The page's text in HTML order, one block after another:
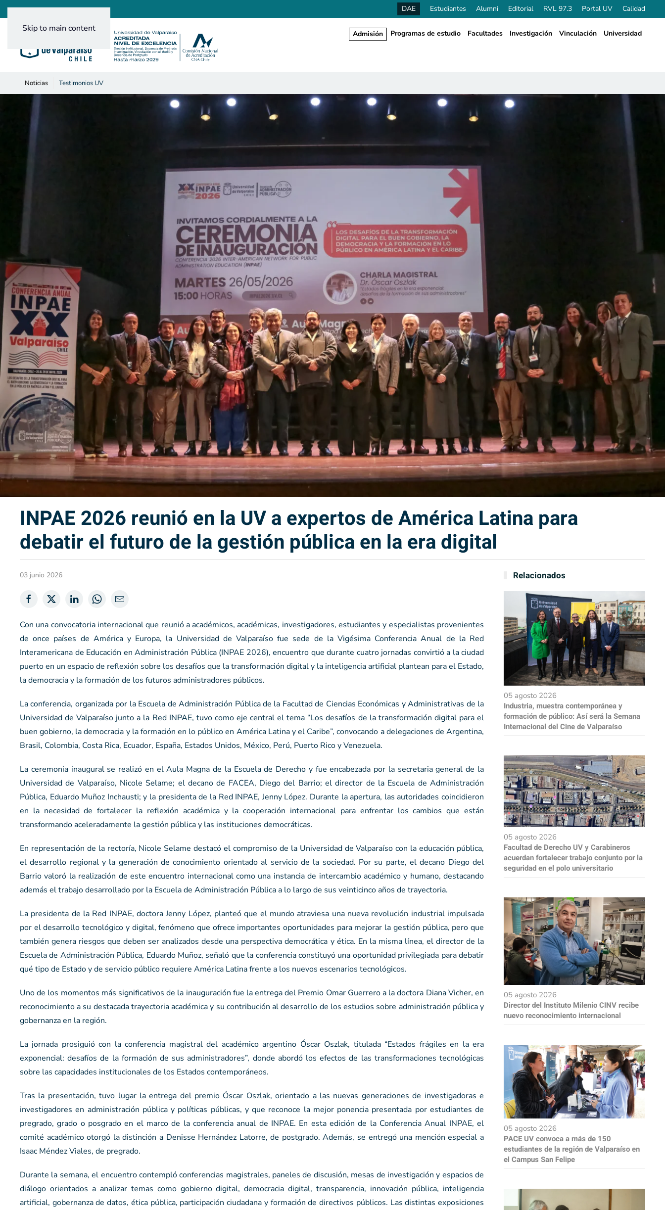
Skip to main content
DAE Estudiantes Alumni Editorial RVL 97.3 Portal UV Calidad
Admisión Programas de estudio Facultades Investigación Vinculación Universidad
Noticias Testimonios UV
INPAE 2026 reunió en la UV a expertos de América Latina para
debatir el futuro de la gestión pública en la era digital
03 junio 2026
Con una convocatoria internacional que reunió a académicos, académicas, investigadores, estudiantes y especialistas provenientes
de once países de América y Europa, la Universidad de Valparaíso fue sede de la Vigésima Conferencia Anual de la Red
Interamericana de Educación en Administración Pública (INPAE 2026), encuentro que durante cuatro jornadas convirtió a la ciudad
puerto en un espacio de reflexión sobre los desafíos que la transformación digital y la inteligencia artificial plantean para el Estado,
la democracia y la formación de los futuros administradores públicos.
La conferencia, organizada por la Escuela de Administración Pública de la Facultad de Ciencias Económicas y Administrativas de la
Universidad de Valparaíso junto a la Red INPAE, tuvo como eje central el tema “Los desafíos de la transformación digital para el
buen gobierno, la democracia y la formación en lo público en América Latina y el Caribe”, convocando a delegaciones de Argentina,
Brasil, Colombia, Costa Rica, Ecuador, España, Estados Unidos, México, Perú, Puerto Rico y Venezuela.
La ceremonia inaugural se realizó en el Aula Magna de la Escuela de Derecho y fue encabezada por la secretaria general de la
Universidad de Valparaíso, Nicole Selame; el decano de FACEA, Diego del Barrio; el director de la Escuela de Administración
Pública, Eduardo Muñoz Inchausti; y la presidenta de la Red INPAE, Jenny López. Durante la apertura, las autoridades coincidieron
en la necesidad de fortalecer la reflexión académica y la cooperación internacional para enfrentar los cambios que están
transformando aceleradamente la gestión pública y las instituciones democráticas.
En representación de la rectoría, Nicole Selame destacó el compromiso de la Universidad de Valparaíso con la educación pública,
el desarrollo regional y la generación de conocimiento orientado al servicio de la sociedad. Por su parte, el decano Diego del
Barrio valoró la realización de este encuentro internacional como una instancia de intercambio académico y humano, destacando
además el trabajo desarrollado por la Escuela de Administración Pública a lo largo de sus veinticinco años de trayectoria.
La presidenta de la Red INPAE, doctora Jenny López, planteó que el mundo atraviesa una nueva revolución industrial impulsada
por el desarrollo tecnológico y digital, fenómeno que ofrece importantes oportunidades para mejorar la gestión pública, pero que
también genera riesgos que deben ser analizados desde una perspectiva democrática y ética. En la misma línea, el director de la
Escuela de Administración Pública, Eduardo Muñoz, señaló que la conferencia constituyó una oportunidad privilegiada para debatir
qué tipo de Estado y de servicio público requiere América Latina frente a los nuevos escenarios tecnológicos.
Uno de los momentos más significativos de la inauguración fue la entrega del Premio Omar Guerrero a la doctora Diana Vicher, en
reconocimiento a su destacada trayectoria académica y su contribución al desarrollo de los estudios sobre administración pública y
gobernanza en la región.
La jornada prosiguió con la conferencia magistral del académico argentino Óscar Oszlak, titulada “Estados frágiles en la era
exponencial: desafíos de la formación de sus administradores”, donde abordó los efectos de las transformaciones tecnológicas
sobre las capacidades institucionales de los Estados contemporáneos.
Tras la presentación, tuvo lugar la entrega del premio Óscar Oszlak, orientado a las nuevas generaciones de investigadoras e
investigadores en administración pública y políticas públicas, y que reconoce la mejor ponencia presentada por estudiantes de
pregrado, grado o posgrado en el marco de la conferencia anual de INPAE. En esta edición de la Conferencia Anual INPAE, el
comité académico otorgó la distinción a Denisse Hernández Latorre, de postgrado. Además, se entregó una mención especial a
Isaac Méndez Viales, de pregrado.
Durante la semana, el encuentro contempló conferencias magistrales, paneles de discusión, mesas de investigación y espacios de
diálogo orientados a analizar temas como gobierno digital, democracia digital, transparencia, innovación pública, inteligencia
artificial, gobernanza de datos, ética pública, participación ciudadana y formación de directivos públicos. Las distintas exposiciones
Relacionados
05 agosto 2026
Industria, muestra contemporánea y
formación de público: Así será la Semana
Internacional del Cine de Valparaíso
05 agosto 2026
Facultad de Derecho UV y Carabineros
acuerdan fortalecer trabajo conjunto por la
seguridad en el polo universitario
05 agosto 2026
Director del Instituto Milenio CINV recibe
nuevo reconocimiento internacional
05 agosto 2026
PACE UV convoca a más de 150
estudiantes de la región de Valparaíso en
el Campus San Felipe